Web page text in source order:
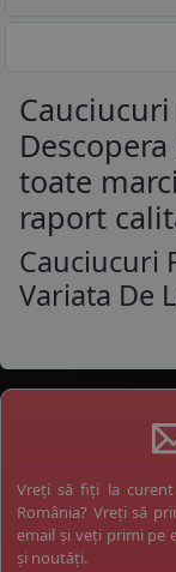
toate
raport
Cauciucuri
Variata De
Vreți să fiți la
România? Vreți să
email și veți primi pe
și noutăți.